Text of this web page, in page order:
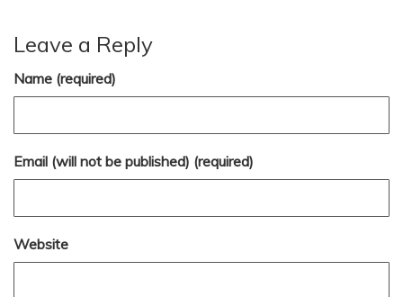
Leave a Reply
Name (required)
Email (will not be published) (required)
Website